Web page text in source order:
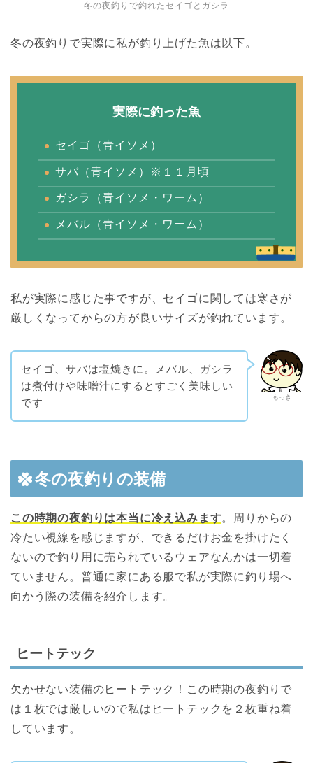
冬の夜釣りで釣れたセイゴとガシラ
冬の夜釣りで実際に私が釣り上げた魚は以下。
実際に釣った魚
セイゴ（青イソメ）
サバ（青イソメ）※１１月頃
ガシラ（青イソメ・ワーム）
メバル（青イソメ・ワーム）
私が実際に感じた事ですが、セイゴに関しては寒さが
厳しくなってからの方が良いサイズが釣れています。
もっき
セイゴ、サバは塩焼きに。メバル、ガシラ
は煮付けや味噌汁にするとすごく美味しい
です
冬の夜釣りの装備
この時期の夜釣りは本当に冷え込みます。周りからの
冷たい視線を感じますが、できるだけお金を掛けたく
ないので釣り用に売られているウェアなんかは一切着
ていません。普通に家にある服で私が実際に釣り場へ
向かう際の装備を紹介します。
ヒートテック
欠かせない装備のヒートテック！この時期の夜釣りで
は１枚では厳しいので私はヒートテックを２枚重ね着
しています。